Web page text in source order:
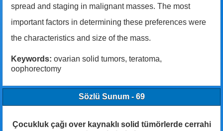
spread and staging in malignant masses. The most
important factors in determining these preferences were
the characteristics and size of the mass.
Keywords: ovarian solid tumors, teratoma,
oophorectomy
Sözlü Sunum - 69
Çocukluk çağı over kaynaklı solid tümörlerde cerrahi